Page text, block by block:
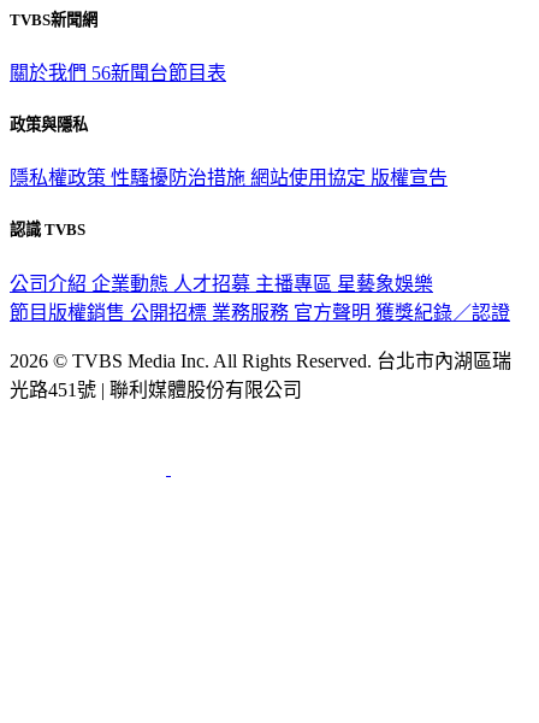
TVBS新聞網
關於我們 56新聞台節目表
政策與隱私
隱私權政策 性騷擾防治措施 網站使用協定 版權宣告
認識 TVBS
公司介紹 企業動態 人才招募 主播專區 星藝象娛樂
節目版權銷售 公開招標 業務服務 官方聲明 獲獎紀錄／認證
2026 © TVBS Media Inc. All Rights Reserved. 台北市內湖區瑞
光路451號 | 聯利媒體股份有限公司